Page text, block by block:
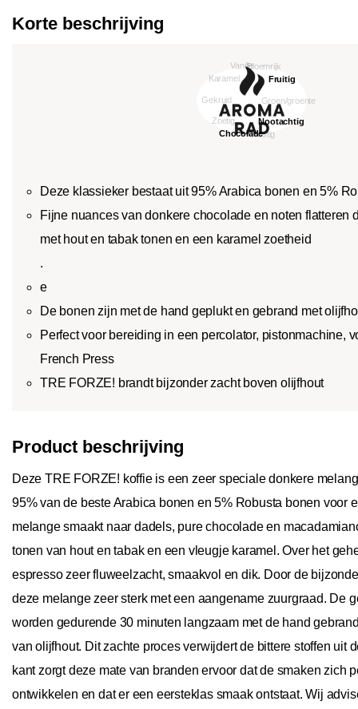
Korte beschrijving
Deze klassieker bestaat uit 95% Arabica bonen en 5%
Fijne nuances van donkere chocolade en noten flatteren
met hout en tabak tonen en een karamel zoetheid
.
e
De bonen zijn met de hand geplukt en gebrand met
Perfect voor bereiding in een percolator, pistonmachine,
French Press
TRE FORZE! brandt bijzonder zacht boven olijfhout
Product beschrijving
Deze TRE FORZE! koffie is een zeer speciale donkere
95% van de beste Arabica bonen en 5% Robusta bonen voor
melange smaakt naar dadels, pure chocolade en
tonen van hout en tabak en een vleugje karamel. Over het
espresso zeer fluweelzacht, smaakvol en dik. Door de
deze melange zeer sterk met een aangename zuurgraad. De
worden gedurende 30 minuten langzaam met de hand
van olijfhout. Dit zachte proces verwijdert de bittere stoffen uit
kant zorgt deze mate van branden ervoor dat de smaken zich
ontwikkelen en dat er een eersteklas smaak ontstaat. Wij